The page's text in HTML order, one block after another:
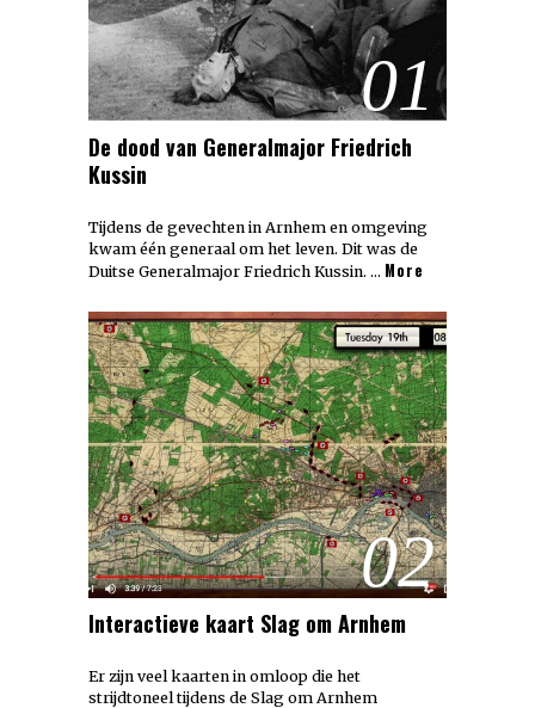
01
De dood van Generalmajor Friedrich
Kussin
Tijdens de gevechten in Arnhem en omgeving
kwam één generaal om het leven. Dit was de
Duitse Generalmajor Friedrich Kussin. … More
02
Interactieve kaart Slag om Arnhem
Er zijn veel kaarten in omloop die het
strijdtoneel tijdens de Slag om Arnhem